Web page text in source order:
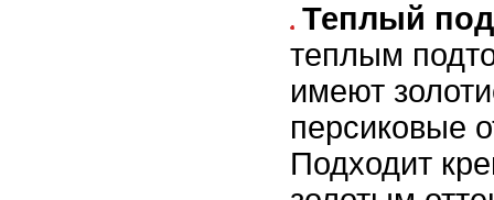
Теплый
теплым
имеют
персиковые
Подходит